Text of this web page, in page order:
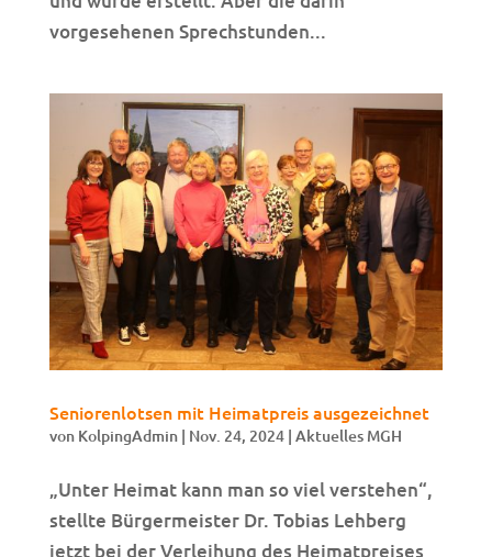
vorgesehenen Sprechstunden...
Seniorenlotsen mit Heimatpreis ausgezeichnet
von KolpingAdmin| Nov. 24, 2024| Aktuelles MGH
„Unter Heimat kann man so viel verstehen“,
stellte Bürgermeister Dr. Tobias Lehberg
jetzt bei der Verleihung des Heimatpreises